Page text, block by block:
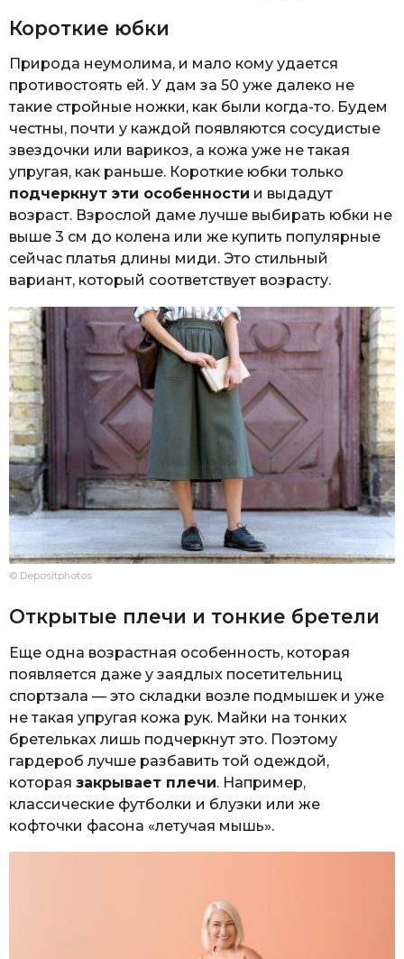
Короткие юбки
Природа неумолима, и мало кому удается
противостоять ей. У дам за 50 уже далеко не
такие стройные ножки, как были когда-то. Будем
честны, почти у каждой появляются сосудистые
звездочки или варикоз, а кожа уже не такая
упругая, как раньше. Короткие юбки только
подчеркнут эти особенности и выдадут
возраст. Взрослой даме лучше выбирать юбки не
выше 3 см до колена или же купить популярные
сейчас платья длины миди. Это стильный
вариант, который соответствует возрасту.
© Depositphotos
Открытые плечи и тонкие бретели
Еще одна возрастная особенность, которая
появляется даже у заядлых посетительниц
спортзала — это складки возле подмышек и уже
не такая упругая кожа рук. Майки на тонких
бретельках лишь подчеркнут это. Поэтому
гардероб лучше разбавить той одеждой,
которая закрывает плечи. Например,
классические футболки и блузки или же
кофточки фасона «летучая мышь».